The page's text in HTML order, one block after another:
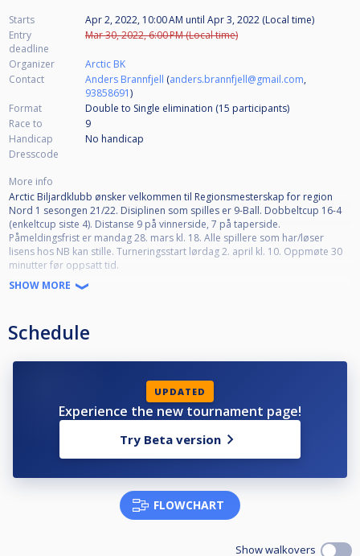
Starts Apr 2, 2022, 10:00 AM until Apr 3, 2022 (Local time)
Entry
deadline
Mar 30, 2022, 6:00 PM (Local time)
Organizer
Arctic BK
Contact
Anders Brannfjell (anders.brannfjell@gmail.com,
93858691)
Format
Double to Single elimination (15 participants)
Race to
9
Handicap
No handicap
Dresscode
More info
Arctic Biljardklubb ønsker velkommen til Regionsmesterskap for region
Nord 1 sesongen 21/22. Disiplinen som spilles er 9-Ball. Dobbeltcup 16-4
(enkeltcup siste 4). Distanse 9 på vinnerside, 7 på taperside.
Påmeldingsfrist er mandag 28. mars kl. 18. Alle spillere som har/løser
lisens hos NB kan stille. Turneringsstart lørdag 2. april kl. 10. Oppmøte 30
minutter før oppsatt tid.
Premier:
Pengepremier totalt Kr. 8.000.- ( Ved 24 påmeldte eller flere )
•2. plass Kr. 1.000,- (Kr. 2.000,-)
•3. plass Kr. 500,- (Kr. 1.000,-)
SHOW MORE
Schedule
UPDATED
Experience the new tournament page!
Try Beta version
FLOWCHART
Show walkovers